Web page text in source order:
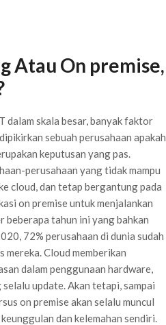
Atau On premise,
dalam skala besar, banyak faktor
sebuah perusahaan apakah
keputusan yang pas.
perusahaan yang tidak mampu
cloud, dan tetap bergantung pada
on premise untuk menjalankan
beberapa tahun ini yang bahkan
72% perusahaan di dunia sudah
mereka. Cloud memberikan
dalam penggunaan hardware,
update. Akan tetapi, sampai
on premise akan selalu muncul
dan kelemahan sendiri.